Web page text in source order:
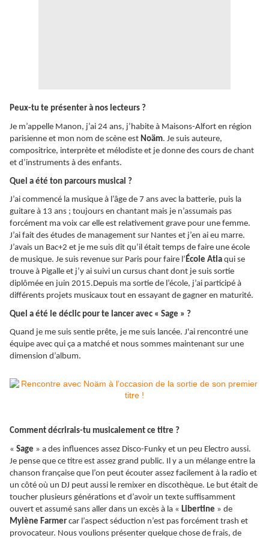
Peux-tu te présenter à nos lecteurs ?
Je m’appelle Manon, j’ai 24 ans, j’habite à Maisons-Alfort en région
parisienne et mon nom de scène est Noäm. Je suis auteure,
compositrice, interprète et mélodiste et je donne des cours de chant
et d’instruments à des enfants.
Quel a été ton parcours musical ?
J’ai commencé la musique à l’âge de 7 ans avec la batterie, puis la
guitare à 13 ans ; toujours en chantant mais je n’assumais pas
forcément ma voix car elle est relativement grave pour une femme.
J’ai fait des études de management sur Nantes et j’en ai eu marre.
J’avais un Bac+2 et je me suis dit qu’il était temps de faire une école
de musique. Je suis revenue sur Paris pour faire l’École Atla qui se
trouve à Pigalle et j’y ai suivi un cursus chant dont je suis sortie
diplômée en juin 2015.Depuis ma sortie de l’école, j’ai participé à
différents projets musicaux tout en essayant de gagner en maturité.
Quel a été le déclic pour te lancer avec « Sage » ?
Quand je me suis sentie prête, je me suis lancée. J'ai rencontré une
équipe avec qui ça a matché et nous sommes maintenant sur une
dimension d’album.
Comment décrirais-tu musicalement ce titre ?
« Sage » a des influences assez Disco-Funky et un peu Electro aussi.
Je pense que ce titre est assez grand public. Il y a un mélange entre la
chanson française que l’on peut écouter assez facilement à la radio et
un côté où un DJ peut aussi le remixer en discothèque. Le but était de
toucher plusieurs générations et d’avoir un texte suffisamment
ouvert et assumé sans aller dans un excès à la « Libertine » de
Mylène Farmer car l’aspect séduction n’est pas forcément trash et
provocateur. Nous voulions présenter quelque chose de frais, de